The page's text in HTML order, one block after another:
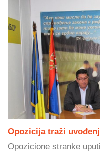
Opozicija traži
Opozicione stranke